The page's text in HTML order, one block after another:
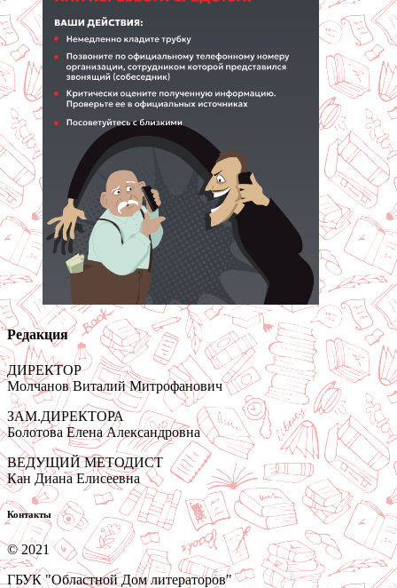
Редакция
ДИРЕКТОР
Молчанов Виталий Митрофанович
ЗАМ.ДИРЕКТОРА
Болотова Елена Александровна
ВЕДУЩИЙ МЕТОДИСТ
Кан Диана Елисеевна
Контакты
© 2021
ГБУК "Областной Дом литераторов"